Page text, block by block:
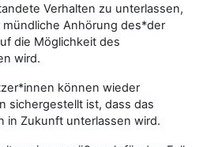
Verhalten zu unterlassen,
Anhörung des*der
die Möglichkeit des
wird.
können wieder
sichergestellt ist, dass das
in Zukunft unterlassen wird.